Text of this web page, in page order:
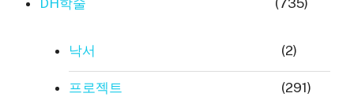
DH학술 (735)
낙서 (2)
프로젝트 (291)